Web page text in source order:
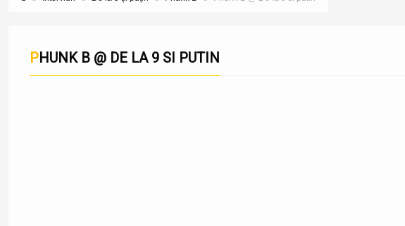
PHUNK B @ DE LA 9 SI PUTIN